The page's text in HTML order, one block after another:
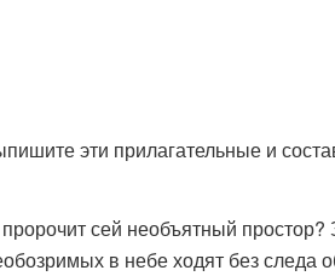
эти прилагательные и
сей необъятный простор?
в небе ходят без следа